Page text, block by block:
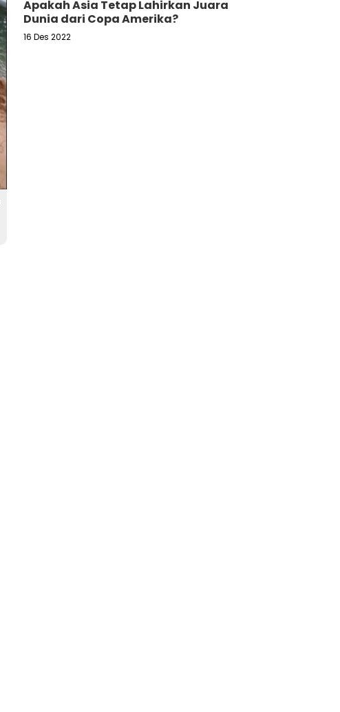
Apakah Asia Tetap Lahirkan Juara
Dunia dari Copa Amerika?
16 Des 2022